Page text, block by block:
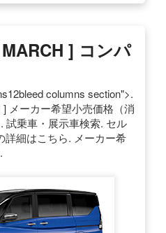
] コンパ
columns section">.
メーカー希望小売価格（消
試乗車・展示車検索. セル
詳細はこちら. メーカー希